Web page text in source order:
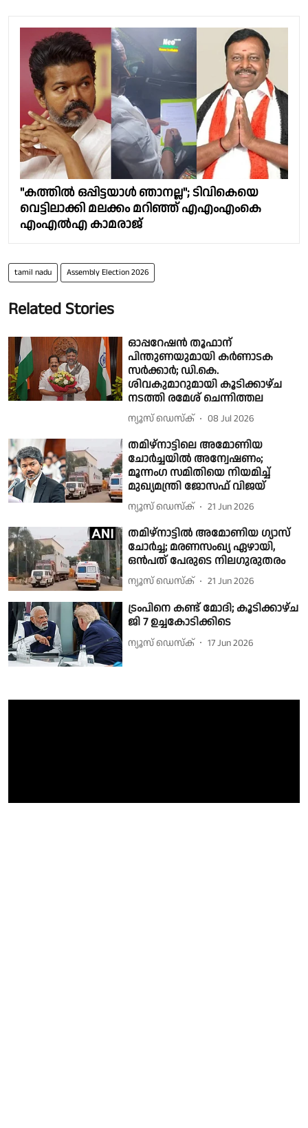
"കത്തിൽ ഒപ്പിട്ടയാൾ ഞാനല്ല"; ടിവികെയെ
വെട്ടിലാക്കി മലക്കം മറിഞ്ഞ് എഎംഎംകെ
എംഎൽഎ കാമരാജ്
tamil nadu Assembly Election 2026
Related Stories
ഓപ്പറേഷൻ തൂഫാന്
പിന്തുണയുമായി കർണാടക
സർക്കാർ; ഡി.കെ.
ശിവകുമാറുമായി കൂടിക്കാഴ്ച
നടത്തി രമേശ് ചെന്നിത്തല
ന്യൂസ് ഡെസ്ക് 08 Jul 2026
തമിഴ്നാട്ടിലെ അമോണിയ
ചോർച്ചയിൽ അന്വേഷണം;
മൂന്നംഗ സമിതിയെ നിയമിച്ച്
മുഖ്യമന്ത്രി ജോസഫ് വിജയ്
ന്യൂസ് ഡെസ്ക് 21 Jun 2026
തമിഴ്നാട്ടിൽ അമോണിയ ഗ്യാസ്
ചോർച്ച; മരണസംഖ്യ ഏഴായി,
ഒൻപത് പേരുടെ നിലഗുരുതരം
ന്യൂസ് ഡെസ്ക് 21 Jun 2026
ട്രംപിനെ കണ്ട് മോദി; കൂടിക്കാഴ്ച
ജി 7 ഉച്ചകോടിക്കിടെ
ന്യൂസ് ഡെസ്ക് 17 Jun 2026